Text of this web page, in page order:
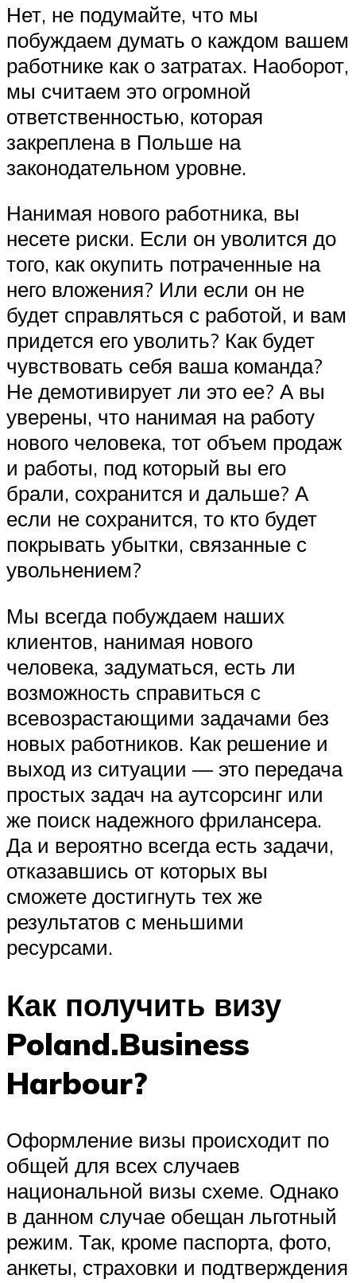
Нет, не подумайте, что мы
побуждаем думать о каждом вашем
работнике как о затратах. Наоборот,
мы считаем это огромной
ответственностью, которая
закреплена в Польше на
законодательном уровне.
Нанимая нового работника, вы
несете риски. Если он уволится до
того, как окупить потраченные на
него вложения? Или если он не
будет справляться с работой, и вам
придется его уволить? Как будет
чувствовать себя ваша команда?
Не демотивирует ли это ее? А вы
уверены, что нанимая на работу
нового человека, тот объем продаж
и работы, под который вы его
брали, сохранится и дальше? А
если не сохранится, то кто будет
покрывать убытки, связанные с
увольнением?
Мы всегда побуждаем наших
клиентов, нанимая нового
человека, задуматься, есть ли
возможность справиться с
всевозрастающими задачами без
новых работников. Как решение и
выход из ситуации — это передача
простых задач на аутсорсинг или
же поиск надежного фрилансера.
Да и вероятно всегда есть задачи,
отказавшись от которых вы
сможете достигнуть тех же
результатов с меньшими
ресурсами.
Как получить визу
Poland.Business
Harbour?
Оформление визы происходит по
общей для всех случаев
национальной визы схеме. Однако
в данном случае обещан льготный
режим. Так, кроме паспорта, фото,
анкеты, страховки и подтверждения